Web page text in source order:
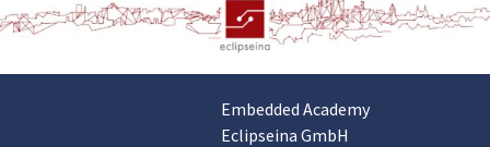
Embedded Academy
Eclipseina GmbH
Customer reviews and experiences for
Eclipseina GmbH